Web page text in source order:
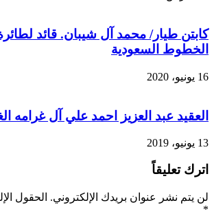
الخطوط السعودية
16 يونيو، 2020
العقيد عبد العزيز احمد علي آل غرامه
13 يونيو، 2019
اترك تعليقاً
لن يتم نشر عنوان بريدك الإلكتروني. الحقول
*